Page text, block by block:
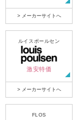
> メーカーサイトへ
ルイスポールセン
激安特価
> メーカーサイトへ
FLOS